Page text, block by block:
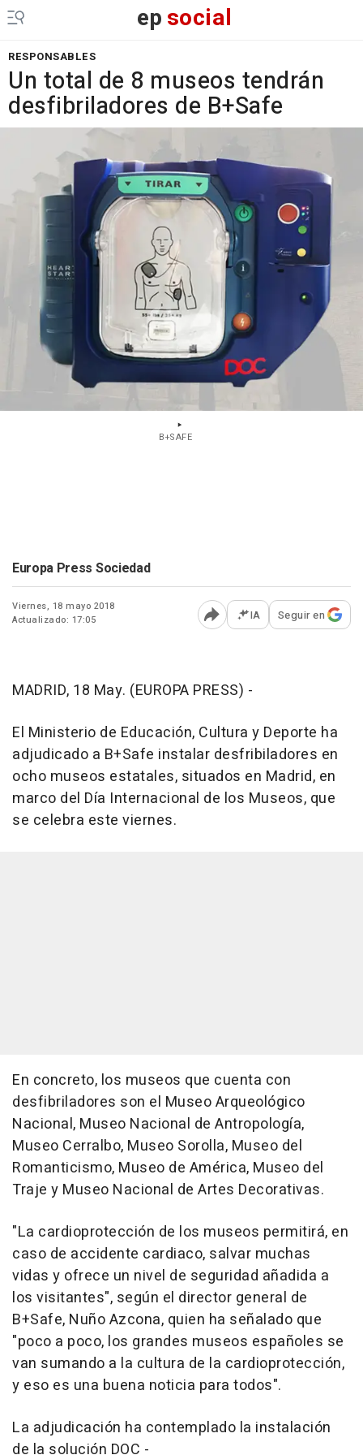
epsocial
RESPONSABLES
Un total de 8 museos tendrán
desfibriladores de B+Safe
B+SAFE
Europa Press Sociedad
Viernes, 18 mayo 2018
Actualizado: 17:05
Abrir opciones para
IA Seguir en
MADRID, 18 May. (EUROPA PRESS) -
El Ministerio de Educación, Cultura y Deporte ha
adjudicado a B+Safe instalar desfribiladores en
ocho museos estatales, situados en Madrid, en
marco del Día Internacional de los Museos, que
se celebra este viernes.
En concreto, los museos que cuenta con
desfibriladores son el Museo Arqueológico
Nacional, Museo Nacional de Antropología,
Museo Cerralbo, Museo Sorolla, Museo del
Romanticismo, Museo de América, Museo del
Traje y Museo Nacional de Artes Decorativas.
"La cardioprotección de los museos permitirá, en
caso de accidente cardiaco, salvar muchas
vidas y ofrece un nivel de seguridad añadida a
los visitantes", según el director general de
B+Safe, Nuño Azcona, quien ha señalado que
"poco a poco, los grandes museos españoles se
van sumando a la cultura de la cardioprotección,
y eso es una buena noticia para todos".
La adjudicación ha contemplado la instalación
de la solución DOC -